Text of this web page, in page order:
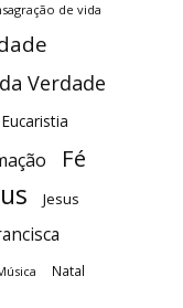
de vida
Verdade
Eucaristia
Fé
Jesus
Natal